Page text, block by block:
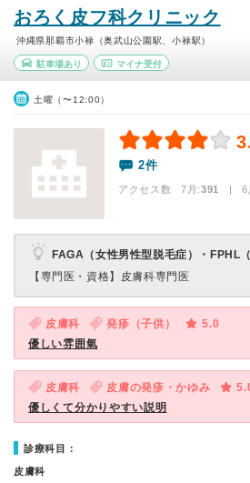
おろく皮フ科クリニック
沖縄県那覇市小禄（奥武山公園駅、小禄駅）
駐車場あり マイナ受付
土曜（〜12:00）
2件
アクセス数 7月:391 | 6
FAGA（女性男性型脱毛症）・FPHL
【専門医・資格】 皮膚科専門医
皮膚科 発疹（子供）
5.0
優しい雰囲氣
皮膚科 皮膚の発疹・かゆみ
優しくて分かりやすい説明
診療科目：
皮膚科